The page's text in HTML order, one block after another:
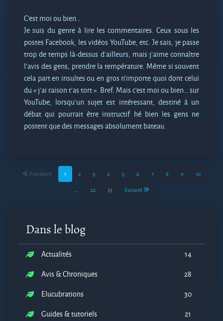
C’est moi ou bien…
Je suis du genre à lire les commentaires. Ceux sous les
postes Facebook, les vidéos YouTube, etc. Je sais, je passe
trop de temps là-dessus d’ailleurs, mais j’aime connaître
l’avis des gens, prendre la température. Même si souvent
cela part en insultes ou en gros n’importe quoi dont celui
du « j’ai raison t’as tort ». Bref. Mais c’est moi ou bien… sur
YouTube, lorsqu’un sujet est intéressant, destiné à un
débat qui pourrait être instructif hé bien les gens ne
postent que des messages absolument bateau.
Précédent 1 2 3 4 5 6 7 8 9 10
22 23 Suivant
Dans le blog
Actualités
14
Avis & Chroniques
28
Elucubrations
30
Guides & tutoriels
21